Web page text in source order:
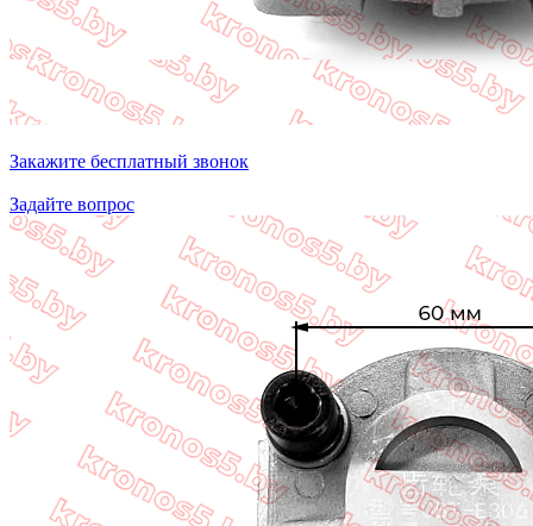
Закажите бесплатный звонок
Задайте вопрос